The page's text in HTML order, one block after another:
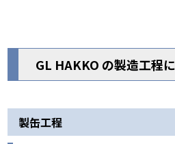
GL HAKKO の製造工程
製缶工程